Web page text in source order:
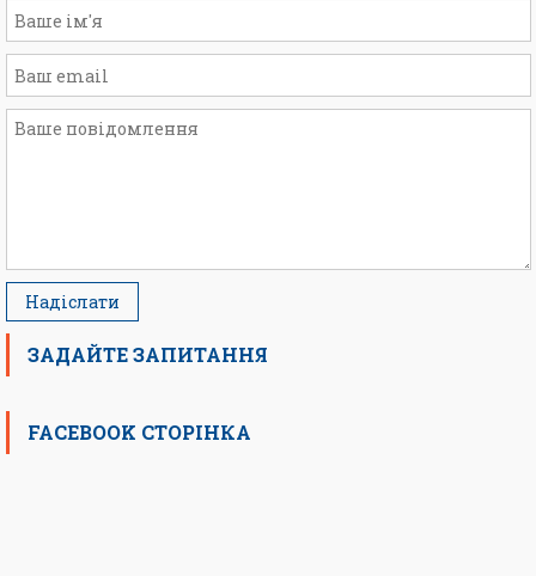
ЗАДАЙТЕ ЗАПИТАННЯ
FACEBOOK СТОРІНКА